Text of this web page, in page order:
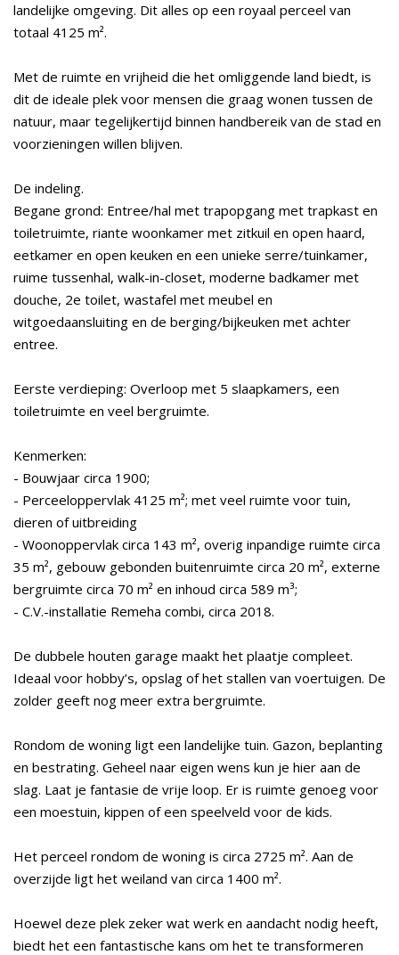
landelijke omgeving. Dit alles op een royaal perceel van
totaal 4125 m².
Met de ruimte en vrijheid die het omliggende land biedt, is
dit de ideale plek voor mensen die graag wonen tussen de
natuur, maar tegelijkertijd binnen handbereik van de stad en
voorzieningen willen blijven.
De indeling.
Begane grond: Entree/hal met trapopgang met trapkast en
toiletruimte, riante woonkamer met zitkuil en open haard,
eetkamer en open keuken en een unieke serre/tuinkamer,
ruime tussenhal, walk-in-closet, moderne badkamer met
douche, 2e toilet, wastafel met meubel en
witgoedaansluiting en de berging/bijkeuken met achter
entree.
Eerste verdieping: Overloop met 5 slaapkamers, een
toiletruimte en veel bergruimte.
Kenmerken:
- Bouwjaar circa 1900;
- Perceeloppervlak 4125 m²; met veel ruimte voor tuin,
dieren of uitbreiding
- Woonoppervlak circa 143 m², overig inpandige ruimte circa
35 m², gebouw gebonden buitenruimte circa 20 m², externe
bergruimte circa 70 m² en inhoud circa 589 m³;
- C.V.-installatie Remeha combi, circa 2018.
De dubbele houten garage maakt het plaatje compleet.
Ideaal voor hobby’s, opslag of het stallen van voertuigen. De
zolder geeft nog meer extra bergruimte.
Rondom de woning ligt een landelijke tuin. Gazon, beplanting
en bestrating. Geheel naar eigen wens kun je hier aan de
slag. Laat je fantasie de vrije loop. Er is ruimte genoeg voor
een moestuin, kippen of een speelveld voor de kids.
Het perceel rondom de woning is circa 2725 m². Aan de
overzijde ligt het weiland van circa 1400 m².
Hoewel deze plek zeker wat werk en aandacht nodig heeft,
biedt het een fantastische kans om het te transformeren